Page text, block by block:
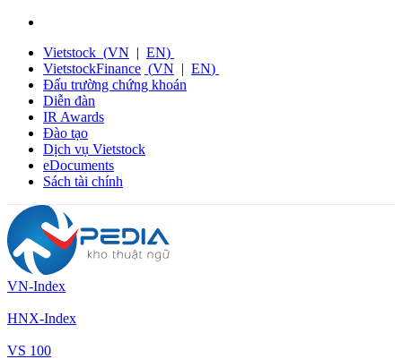
Vietstock (VN | EN)
VietstockFinance (VN | EN)
Đấu trường chứng khoán
Diễn đàn
IR Awards
Đào tạo
Dịch vụ Vietstock
eDocuments
Sách tài chính
VN-Index
HNX-Index
VS 100